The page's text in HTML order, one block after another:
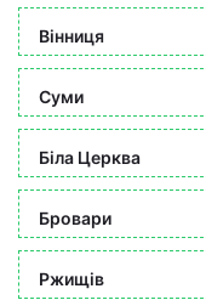
Вінниця
Суми
Біла Церква
Бровари
Ржищів